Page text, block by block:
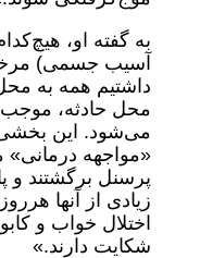
به گفته او،
آسیب جسمی)
داشتیم همه به
محل حادثه، موجب
می‌شود. این بخشی
«مواجهه درمانی»
پرسنل برگشتند و
زیادی از آنها
اختلال خواب و
شکایت دارند.»